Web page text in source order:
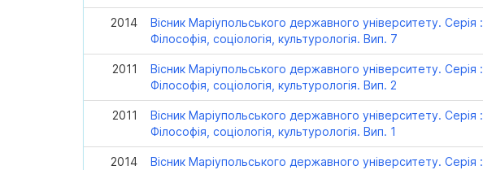
2014
Вісник Маріупольського державного університету. Серія :
Філософія, соціологія, культурологія. Вип. 7
2011
Вісник Маріупольського державного університету. Серія :
Філософія, соціологія, культурологія. Вип. 2
2011
Вісник Маріупольського державного університету. Серія :
Філософія, соціологія, культурологія. Вип. 1
2014
Вісник Маріупольського державного університету. Серія :